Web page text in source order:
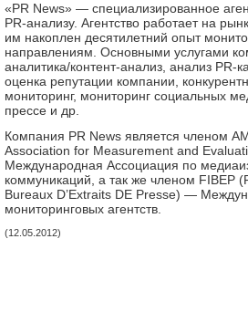
«PR News» — специализированное
PR-анализу. Агентство работает на
им накоплен десятилетний опыт
направлениям. Основными услугами
аналитика/контент-анализ, анализ PR-
оценка репутации компании,
мониторинг, мониторинг социальных
прессе и др.
Компания PR News является членом
Association for Measurement and
Международная Ассоциация по
коммуникаций, а так же членом FIBEP
Bureaux D’Extraits DE Presse) —
мониторинговых агентств.
(12.05.2012)